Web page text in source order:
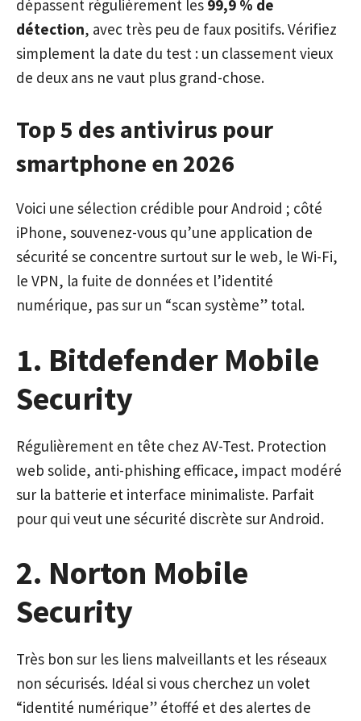
dépassent régulièrement les 99,9 % de
détection, avec très peu de faux positifs. Vérifiez
simplement la date du test : un classement vieux
de deux ans ne vaut plus grand-chose.
Top 5 des antivirus pour
smartphone en 2026
Voici une sélection crédible pour Android ; côté
iPhone, souvenez-vous qu’une application de
sécurité se concentre surtout sur le web, le Wi-Fi,
le VPN, la fuite de données et l’identité
numérique, pas sur un “scan système” total.
1. Bitdefender Mobile
Security
Régulièrement en tête chez AV-Test. Protection
web solide, anti-phishing efficace, impact modéré
sur la batterie et interface minimaliste. Parfait
pour qui veut une sécurité discrète sur Android.
2. Norton Mobile
Security
Très bon sur les liens malveillants et les réseaux
non sécurisés. Idéal si vous cherchez un volet
“identité numérique” étoffé et des alertes de